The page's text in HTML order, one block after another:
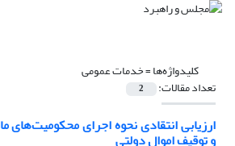
کلیدواژه‌ها =خدمات عمومی
تعداد مقالات: 2
ارزیابی انتقادی نحوه اجرای محکومیت‌های
و توقیف اموال دولتی